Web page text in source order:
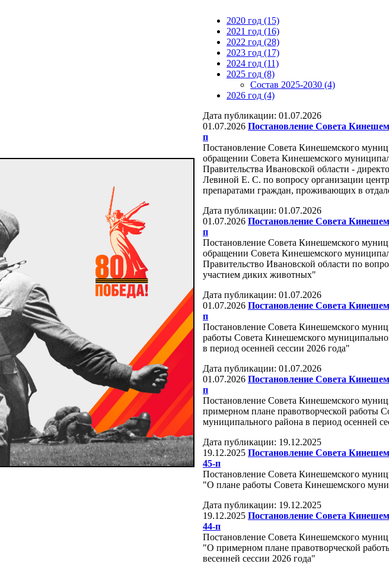
2020 год (15)
2021 год (16)
2022 год (28)
2023 год (17)
2024 год (11)
2025 год (8)
Состав 2025-2030 (4)
2026 год (4)
Дата публикации: 01.07.2026
01.07.2026 Постановление Совета
п
Постановление Совета Кинешемского
обращении Совета Кинешемского
Правительства Ивановской области -
Левиной Е. С. по вопросу организации
препаратами граждан, проживающих в
Дата публикации: 01.07.2026
01.07.2026 Постановление Совета
п
Постановление Совета Кинешемского
обращении Совета Кинешемского
Правительство Ивановской области по
участием диких животных"
Дата публикации: 01.07.2026
01.07.2026 Постановление Совета
п
Постановление Совета Кинешемского
работы Совета Кинешемского
в период осенней сессии 2026 года"
Дата публикации: 01.07.2026
01.07.2026 Постановление Совета
п
Постановление Совета Кинешемского
примерном плане правотворческой работы
муниципального района в период осенней
Дата публикации: 19.12.2025
19.12.2025 Постановление Совета
45-п
Постановление Совета Кинешемского
"О плане работы Совета Кинешемского
Дата публикации: 19.12.2025
19.12.2025 Постановление Совета
44-п
Постановление Совета Кинешемского
"О примерном плане правотворческой
весенней сессии 2026 года"